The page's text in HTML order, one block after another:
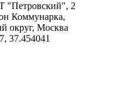
"Петровский", 2
Коммунарка,
округ, Москва
37.454041